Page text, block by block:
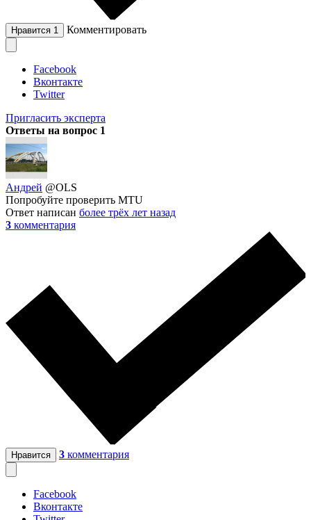
Нравится 1 Комментировать
Facebook
Вконтакте
Twitter
Пригласить эксперта
Ответы на вопрос 1
Андрей @OLS
Попробуйте проверить MTU
Ответ написан более трёх лет назад
3 комментария
Нравится 3 комментария
Facebook
Вконтакте